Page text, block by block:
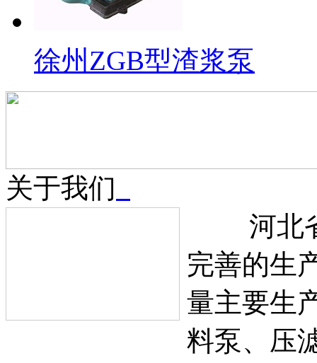
徐州ZGB型渣浆泵
关于我们
河北省
完善的生
量主要生
料泵、压